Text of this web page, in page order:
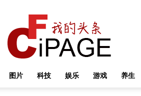
图片 科技 娱乐 游戏 养生